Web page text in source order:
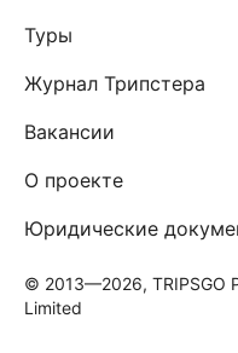
Туры
Журнал Трипстера
Вакансии
О проекте
Юридические
© 2013—2026, TRIPSGO
Limited